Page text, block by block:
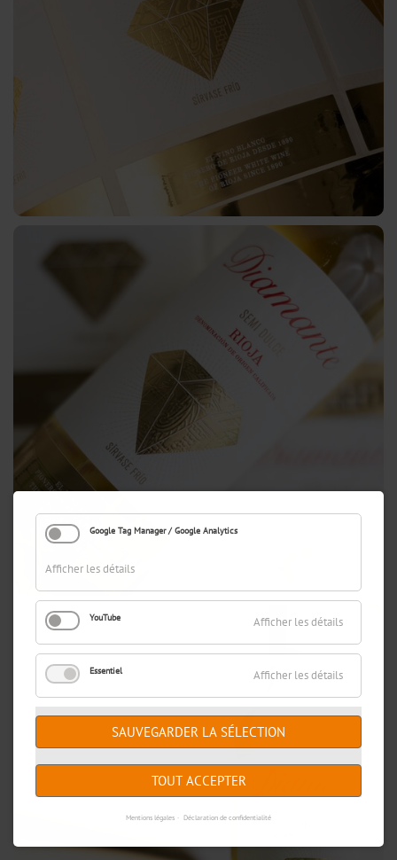
Google Tag Manager / Google Analytics
Afficher les détails
YouTube Afficher les détails
Essentiel Afficher les détails
SAUVEGARDER LA SÉLECTION
TOUT ACCEPTER
Mentions légales Déclaration de confidentialité